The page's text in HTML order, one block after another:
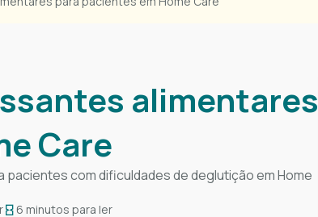
alimentares​
Care
com dificuldades de deglutição em Home
6 minutos para ler